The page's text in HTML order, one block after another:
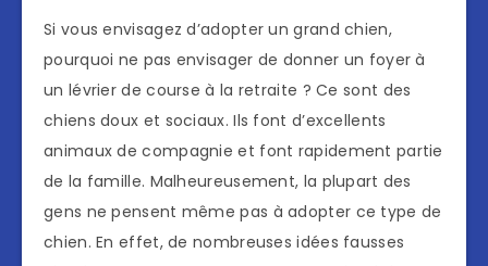
Si vous envisagez d’adopter un grand chien,
pourquoi ne pas envisager de donner un foyer à
un lévrier de course à la retraite ? Ce sont des
chiens doux et sociaux. Ils font d’excellents
animaux de compagnie et font rapidement partie
de la famille. Malheureusement, la plupart des
gens ne pensent même pas à adopter ce type de
chien. En effet, de nombreuses idées fausses